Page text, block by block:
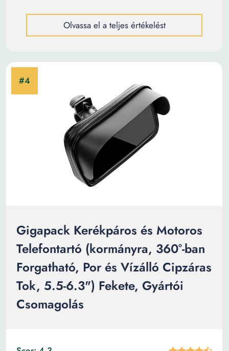
Olvassa el a teljes értékelést
Gigapack Kerékpáros és Motoros
Telefontartó (kormányra, 360°-ban
Forgatható, Por és Vízálló Cipzáras
Tok, 5.5-6.3") Fekete, Gyártói
Csomagolás